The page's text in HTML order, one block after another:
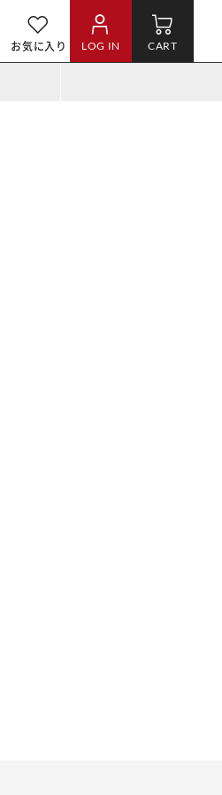
お気に入り LOG IN CART